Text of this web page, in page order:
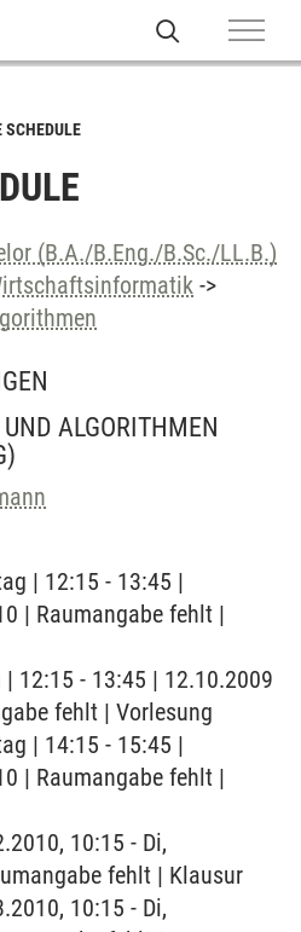
SCHEDULE
(B.A./B.Eng./B.Sc./LL.B.)
->
ALGORITHMEN
| 12:15 - 13:45 |
| Raumangabe fehlt |
12:15 - 13:45 | 12.10.2009
fehlt | Vorlesung
| 14:15 - 15:45 |
| Raumangabe fehlt |
10:15 - Di,
fehlt | Klausur
10:15 - Di,